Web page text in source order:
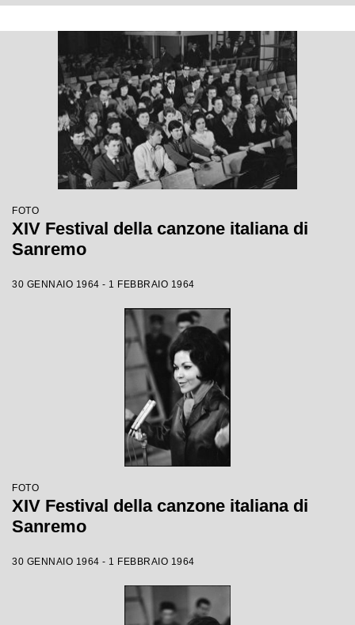
FOTO
XIV Festival della canzone italiana di
Sanremo
30 GENNAIO 1964 - 1 FEBBRAIO 1964
FOTO
XIV Festival della canzone italiana di
Sanremo
30 GENNAIO 1964 - 1 FEBBRAIO 1964